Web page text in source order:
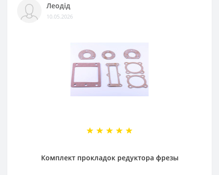
Леодід
10.05.2026
Комплект прокладок редуктора фрезы